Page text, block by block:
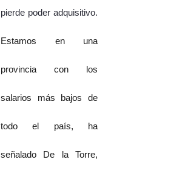
pierde poder adquisitivo.
Estamos en una
provincia con los
salarios más bajos de
todo el país, ha
señalado De la Torre,